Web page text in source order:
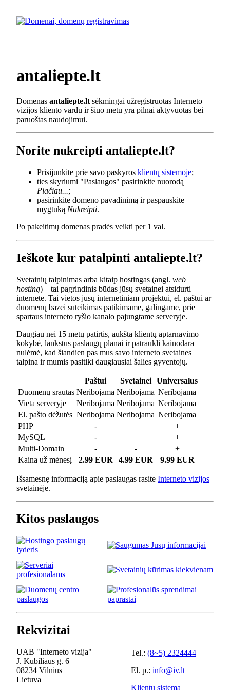
antaliepte.lt
Domenas antaliepte.lt sėkmingai užregistruotas Interneto
vizijos kliento vardu ir šiuo metu yra pilnai aktyvuotas bei
paruoštas naudojimui.
Norite nukreipti antaliepte.lt?
Prisijunkite prie savo paskyros klientų sistemoje;
ties skyriumi "Paslaugos" pasirinkite nuorodą
Plačiau...;
pasirinkite domeno pavadinimą ir paspauskite
mygtuką Nukreipti.
Po pakeitimų domenas pradės veikti per 1 val.
Ieškote kur patalpinti antaliepte.lt?
Svetainių talpinimas arba kitaip hostingas (angl. web
hosting) – tai pagrindinis būdas jūsų svetainei atsidurti
internete. Tai vietos jūsų internetiniam projektui, el. paštui ar
duomenų bazei suteikimas patikimame, galingame, prie
spartaus interneto ryšio kanalo pajungtame serveryje.
Daugiau nei 15 metų patirtis, aukšta klientų aptarnavimo
kokybė, lankstūs paslaugų planai ir patraukli kainodara
nulėmė, kad šiandien pas mus savo interneto svetaines
talpina ir mumis pasitiki daugiausiai šalies gyventojų.
Paštui Svetainei
Universalus
Duomenų srautas Neribojama Neribojama Neribojama
Vieta serveryje
Neribojama Neribojama Neribojama
El. pašto dėžutės Neribojama Neribojama Neribojama
PHP
- +
+
MySQL
- +
+
Multi-Domain
- -
+
Kaina už mėnesį
2.99 EUR 4.99 EUR 9.99 EUR
Išsamesnę informaciją apie paslaugas rasite Interneto vizijos
svetainėje.
Kitos paslaugos
Rekvizitai
UAB "Interneto vizija"
J. Kubiliaus g. 6
08234 Vilnius
Lietuva
Tel.: (8~5) 2324444
El. p.: info@iv.lt
Klientų sistema